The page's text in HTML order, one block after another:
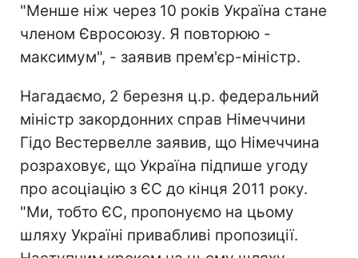
"Менше ніж через 10 років Україна стане
членом Євросоюзу. Я повторюю -
максимум", - заявив прем'єр-міністр.
Нагадаємо, 2 березня ц.р. федеральний
міністр закордонних справ Німеччини
Гідо Вестервелле заявив, що Німеччина
розраховує, що Україна підпише угоду
про асоціацію з ЄС до кінця 2011 року.
"Ми, тобто ЄС, пропонуємо на цьому
шляху Україні привабливі пропозиції.